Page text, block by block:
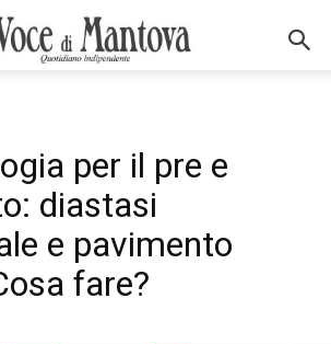
per il pre e
diastasi
e pavimento
fare?